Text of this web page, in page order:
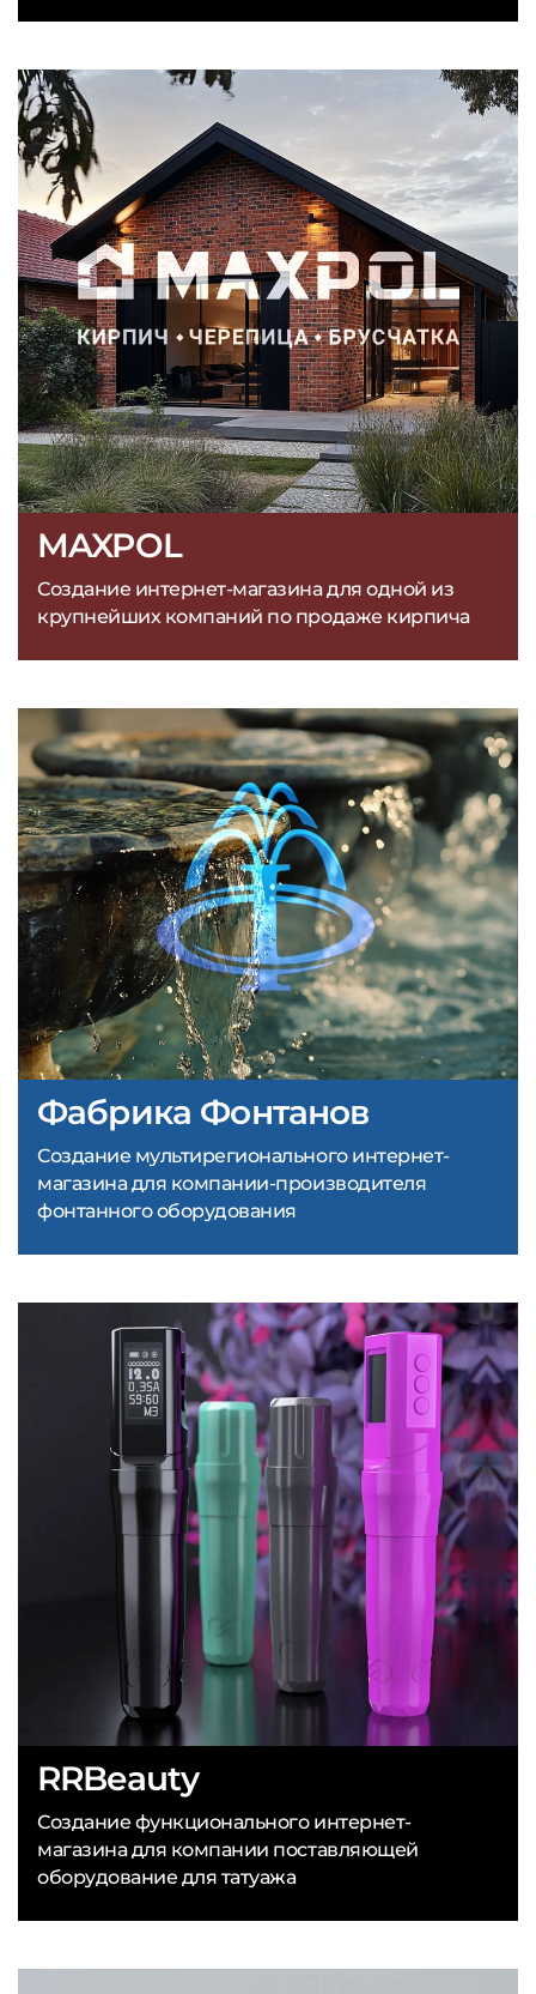
MAXPOL
Создание интернет-магазина для одной из
крупнейших компаний по продаже кирпича
RRBeauty
Создание функционального интернет-
магазина для компании поставляющей
оборудование для татуажа
Фабрика Фонтанов
Создание мультирегионального интернет-
магазина для компании-производителя
фонтанного оборудования